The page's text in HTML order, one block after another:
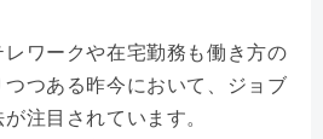
ワークや在宅勤務も働き方の
つある昨今において、ジョブ
注目されています。